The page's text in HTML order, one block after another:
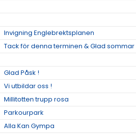
Invigning Englebrektsplanen
Tack för denna terminen & Glad sommar
Glad Påsk !
Vi utbildar oss !
Millitotten trupp rosa
Parkourpark
Alla Kan Gympa